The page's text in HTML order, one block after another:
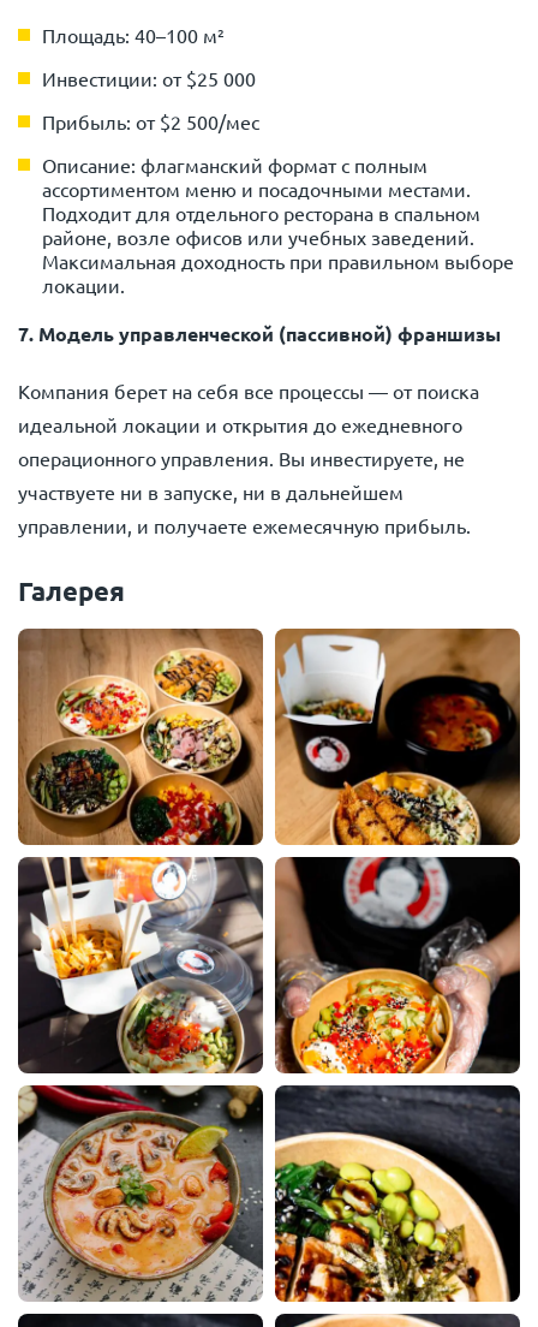
Площадь: 40–100 м²
Инвестиции: от $25 000
Прибыль: от $2 500/мес
Описание: флагманский формат с полным
ассортиментом меню и посадочными местами.
Подходит для отдельного ресторана в спальном
районе, возле офисов или учебных заведений.
Максимальная доходность при правильном выборе
локации.
7. Модель управленческой (пассивной) франшизы
Компания берет на себя все процессы — от поиска
идеальной локации и открытия до ежедневного
операционного управления. Вы инвестируете, не
участвуете ни в запуске, ни в дальнейшем
управлении, и получаете ежемесячную прибыль.
Галерея